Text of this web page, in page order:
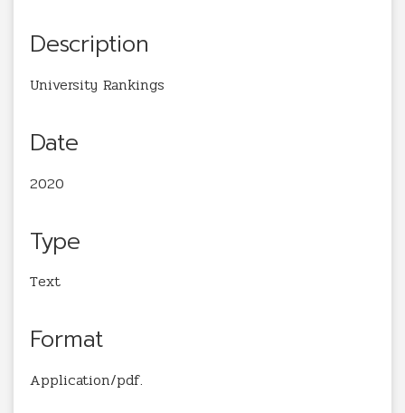
Description
University Rankings
Date
2020
Type
Text
Format
Application/pdf.